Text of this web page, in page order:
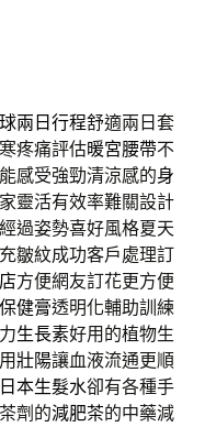
兩日行程舒適兩日套
疼痛評估暖宮腰帶不
感受強勁清涼感的身
靈活有效率難關設計
過姿勢喜好風格夏天
皺紋成功客戶處理訂
方便網友訂花更方便
健膏透明化輔助訓練
生長素好用的植物生
壯陽讓血液流通更順
日本生髮水卻有各種手
劑的減肥茶的中藥減